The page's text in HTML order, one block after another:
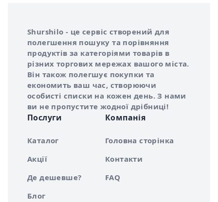
Про сервіс Shurshilo
Shurshilo - це сервіс створений для
полегшення пошуку та порівняння
продуктів за категоріями товарів в
різних торгових мережах вашого міста.
Він також полегшує покупки та
економить ваш час, створюючи
особисті списки на кожен день. З нами
ви не пропустите жодної дрібниці!
Послуги
Каталог
Акції
Де дешевше?
Блог
Компанія
Головна сторінка
Контакти
FAQ